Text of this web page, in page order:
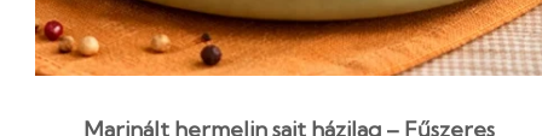
Marinált hermelin sajt házilag – Fűszeres